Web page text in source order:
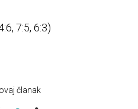
7:5, 6:3)
članak